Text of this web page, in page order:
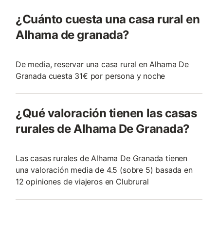
¿Cuánto cuesta una casa rural en
Alhama de granada?
De media, reservar una casa rural en Alhama De
Granada cuesta 31€ por persona y noche
¿Qué valoración tienen las casas
rurales de Alhama De Granada?
Las casas rurales de Alhama De Granada tienen
una valoración media de 4.5 (sobre 5) basada en
12 opiniones de viajeros en Clubrural